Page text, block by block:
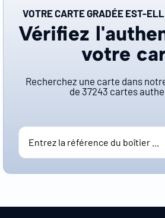
VOTRE CARTE GRADÉE EST-
Vérifiez
votre
Recherchez une carte dans
de 37243 cartes